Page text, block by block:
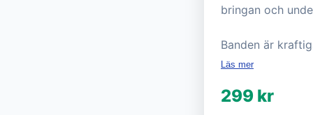
bringan och
Banden är
Läs mer
299 kr